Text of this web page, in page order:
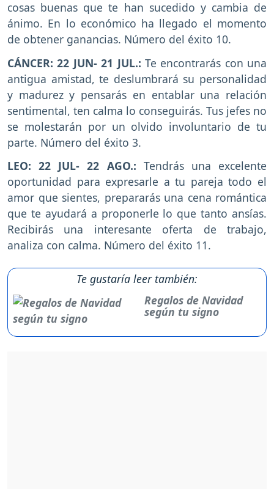
cosas buenas que te han sucedido y cambia de
ánimo. En lo económico ha llegado el momento
de obtener ganancias. Número del éxito 10.
CÁNCER: 22 JUN- 21 JUL.: Te encontrarás con una
antigua amistad, te deslumbrará su personalidad
y madurez y pensarás en entablar una relación
sentimental, ten calma lo conseguirás. Tus jefes no
se molestarán por un olvido involuntario de tu
parte. Número del éxito 3.
LEO: 22 JUL- 22 AGO.: Tendrás una excelente
oportunidad para expresarle a tu pareja todo el
amor que sientes, prepararás una cena romántica
que te ayudará a proponerle lo que tanto ansías.
Recibirás una interesante oferta de trabajo,
analiza con calma. Número del éxito 11.
Te gustaría leer también:
Regalos de Navidad
según tu signo